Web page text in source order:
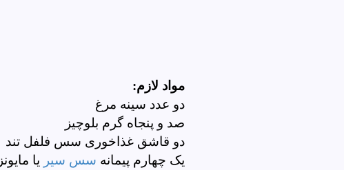
مواد لازم:
دو عدد سینه مرغ
صد و پنجاه گرم بلوچیز
دو قاشق غذاخوری سس فلفل تند
یک چهارم پیمانه سس سیر یا مایونز